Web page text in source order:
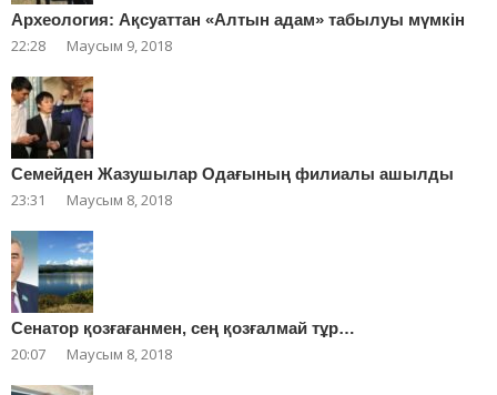
Археология: Ақсуаттан «Алтын адам» табылуы мүмкін
22:28 Маусым 9, 2018
Cемейден Жазушылар Одағының филиалы ашылды
23:31 Маусым 8, 2018
Сенатор қозғағанмен, сең қозғалмай тұр…
20:07 Маусым 8, 2018